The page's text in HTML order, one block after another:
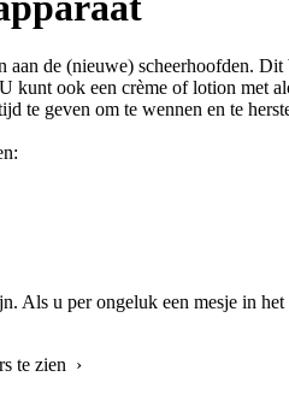
de (nieuwe) scheerhoofden.
kunt ook een crème of lotion met
te geven om te wennen en te
Als u per ongeluk een mesje in
te zien ›